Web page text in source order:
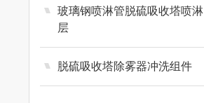
玻璃钢喷淋管脱硫吸收塔喷淋
层
脱硫吸收塔除雾器冲洗组件